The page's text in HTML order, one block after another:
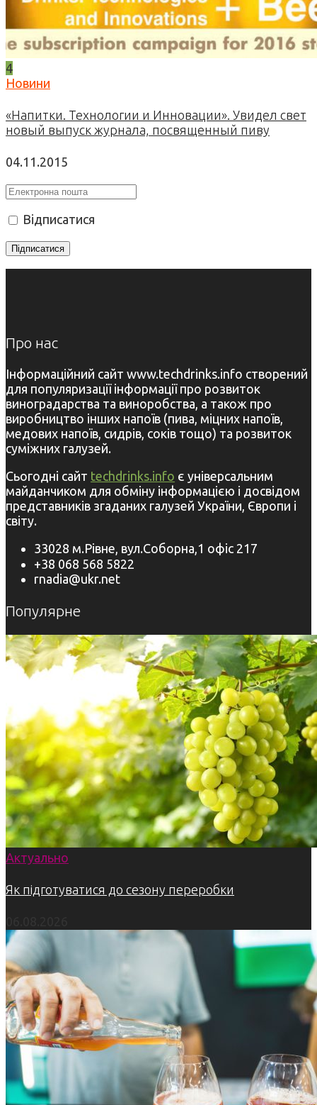
4
Новини
«Напитки. Технологии и Инновации». Увидел свет
новый выпуск журнала, посвященный пиву
04.11.2015
Відписатися
Про нас
Інформаційний сайт www.techdrinks.info створений
для популяризації інформації про розвиток
виноградарства та виноробства, а також про
виробництво інших напоїв (пива, міцних напоїв,
медових напоїв, сидрів, соків тощо) та розвиток
суміжних галузей.
Сьогодні сайт techdrinks.info є універсальним
майданчиком для обміну інформацією і досвідом
представників згаданих галузей України, Європи і
світу.
33028 м.Рівне, вул.Соборна,1 офіс 217
+38 068 568 5822
rnadia@ukr.net
Популярне
Актуально
Як підготуватися до сезону переробки